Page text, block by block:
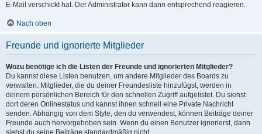
E-Mail verschickt hat. Der Administrator kann dann entsprechend reagieren.
Nach oben
Freunde und ignorierte Mitglieder
Wozu benötige ich die Listen der Freunde und ignorierten Mitglieder?
Du kannst diese Listen benutzen, um andere Mitglieder des Boards zu
verwalten. Mitglieder, die du deiner Freundesliste hinzufügst, werden in
deinem persönlichen Bereich für den schnellen Zugriff aufgelistet. Du siehst
dort deren Onlinestatus und kannst ihnen schnell eine Private Nachricht
senden. Abhängig von dem Style, den du verwendest, können Beiträge deiner
Freunde auch hervorgehoben sein. Wenn du einen Benutzer ignorierst, dann
siehst du seine Beiträge standardmäßig nicht.